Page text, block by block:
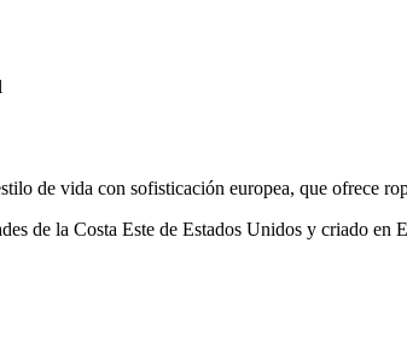
de vida con sofisticación europea, que ofrece
de la Costa Este de Estados Unidos y criado